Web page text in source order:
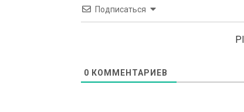
Подписаться
0 КОММЕНТАРИЕВ